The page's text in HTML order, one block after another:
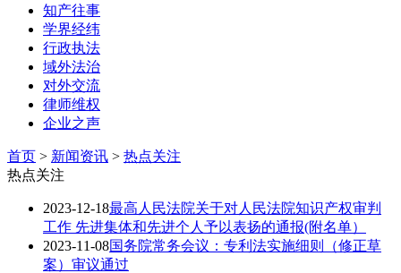
知产往事
学界经纬
行政执法
域外法治
对外交流
律师维权
企业之声
首页 > 新闻资讯 > 热点关注
热点关注
2023-12-18最高人民法院关于对人民法院知识产权审判
工作 先进集体和先进个人予以表扬的通报(附名单）
2023-11-08国务院常务会议：专利法实施细则（修正草
案）审议通过